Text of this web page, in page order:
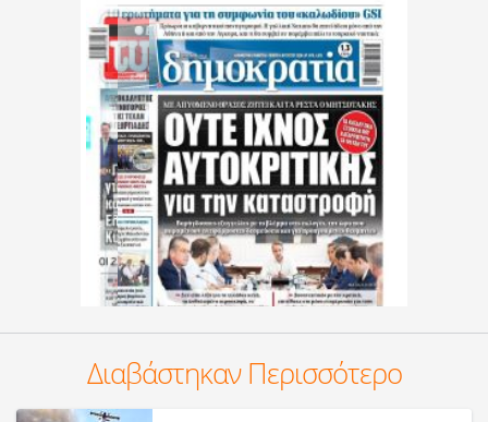
Διαβάστηκαν Περισσότερο